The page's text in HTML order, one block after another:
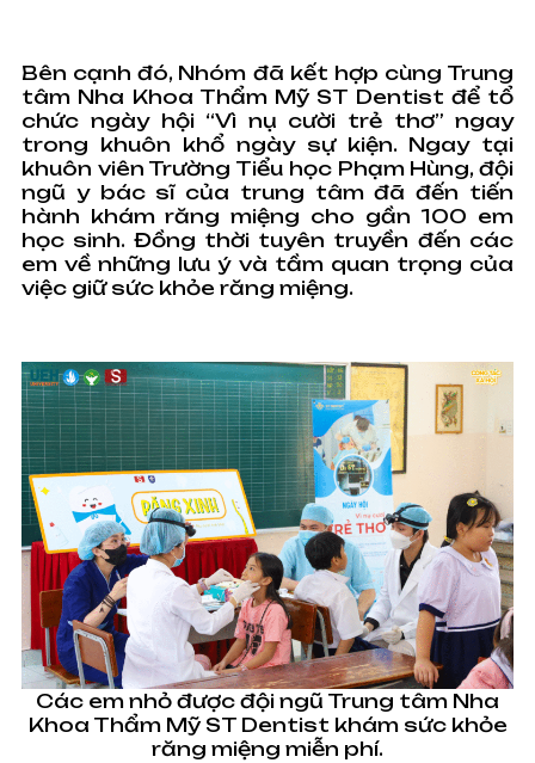
Bên cạnh đó, Nhóm đã kết hợp cùng Trung
tâm Nha Khoa Thẩm Mỹ ST Dentist để tổ
chức ngày hội “Vì nụ cười trẻ thơ” ngay
trong khuôn khổ ngày sự kiện. Ngay tại
khuôn viên Trường Tiểu học Phạm Hùng, đội
ngũ y bác sĩ của trung tâm đã đến tiến
hành khám răng miệng cho gần 100 em
học sinh. Đồng thời tuyên truyền đến các
em về những lưu ý và tầm quan trọng của
việc giữ sức khỏe răng miệng.
Các em nhỏ được đội ngũ Trung tâm Nha
Khoa Thẩm Mỹ ST Dentist khám sức khỏe
răng miệng miễn phí.